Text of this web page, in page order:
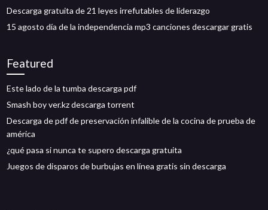
Descarga gratuita de 21 leyes irrefutables de liderazgo
15 agosto día de la independencia mp3 canciones descargar gratis
Featured
Este lado de la tumba descarga pdf
Smash boy ver.kz descarga torrent
Descarga de pdf de preservación infalible de la cocina de prueba de
américa
¿qué pasa si nunca te supero descarga gratuita
Juegos de disparos de burbujas en línea gratis sin descarga